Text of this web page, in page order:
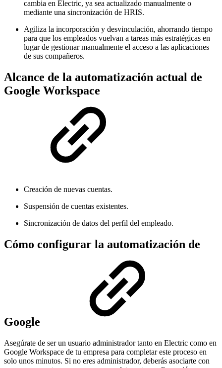
cambia en Electric, ya sea actualizado manualmente o
mediante una sincronización de HRIS.
Agiliza la incorporación y desvinculación, ahorrando tiempo
para que los empleados vuelvan a tareas más estratégicas en
lugar de gestionar manualmente el acceso a las aplicaciones
de sus compañeros.
Alcance de la automatización actual de
Google Workspace
Creación de nuevas cuentas.
Suspensión de cuentas existentes.
Sincronización de datos del perfil del empleado.
Cómo configurar la automatización de
Google
Asegúrate de ser un usuario administrador tanto en Electric como en
Google Workspace de tu empresa para completar este proceso en
solo unos minutos. Si no eres administrador, deberás asociarte con